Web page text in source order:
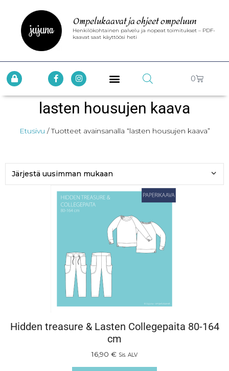
Ompelukaavat ja ohjeet ompeluun
Henkilökohtainen palvelu ja nopeat toimitukset – PDF-
kaavat saat käyttöösi heti
0
lasten housujen kaava
Etusivu / Tuotteet avainsanalla “lasten housujen kaava”
Hidden treasure & Lasten Collegepaita 80-164
cm
16,90 € Sis. ALV